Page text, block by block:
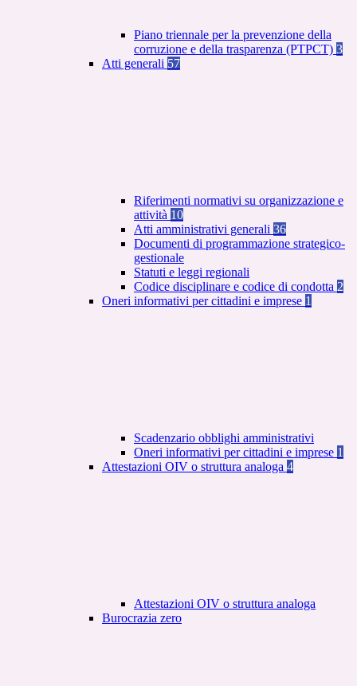
Piano triennale per la prevenzione della
corruzione e della trasparenza (PTPCT) 3
Atti generali 57
Riferimenti normativi su organizzazione e
attività 10
Atti amministrativi generali 36
Documenti di programmazione strategico-
gestionale
Statuti e leggi regionali
Codice disciplinare e codice di condotta 2
Oneri informativi per cittadini e imprese 1
Scadenzario obblighi amministrativi
Oneri informativi per cittadini e imprese 1
Attestazioni OIV o struttura analoga 4
Attestazioni OIV o struttura analoga
Burocrazia zero